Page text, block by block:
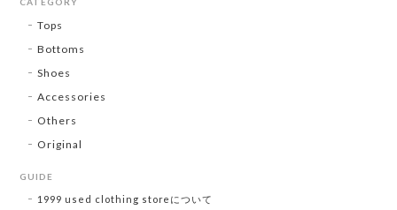
Tops
Bottoms
Shoes
Accessories
Others
Original
GUIDE
1999 used clothing storeについて